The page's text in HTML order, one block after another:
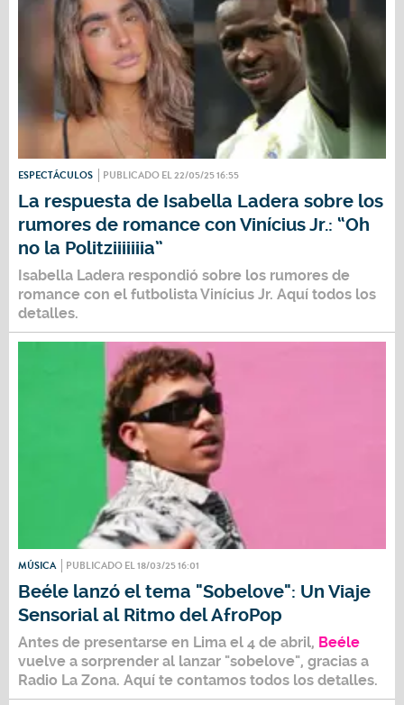
ESPECTÁCULOS PUBLICADO EL 22/05/25 16:55
La respuesta de Isabella Ladera sobre los
rumores de romance con Vinícius Jr.: “Oh
no la Politziiiiiiia”
Isabella Ladera respondió sobre los rumores de
romance con el futbolistaVinícius Jr. Aquí todos los
detalles.
MÚSICA PUBLICADO EL 18/03/25 16:01
Beéle lanzó el tema "Sobelove": Un Viaje
Sensorial al Ritmo del AfroPop
Antes de presentarse en Lima el 4 de abril, Beéle
vuelve a sorprender al lanzar "sobelove", gracias a
Radio La Zona. Aquí te contamos todos los detalles.